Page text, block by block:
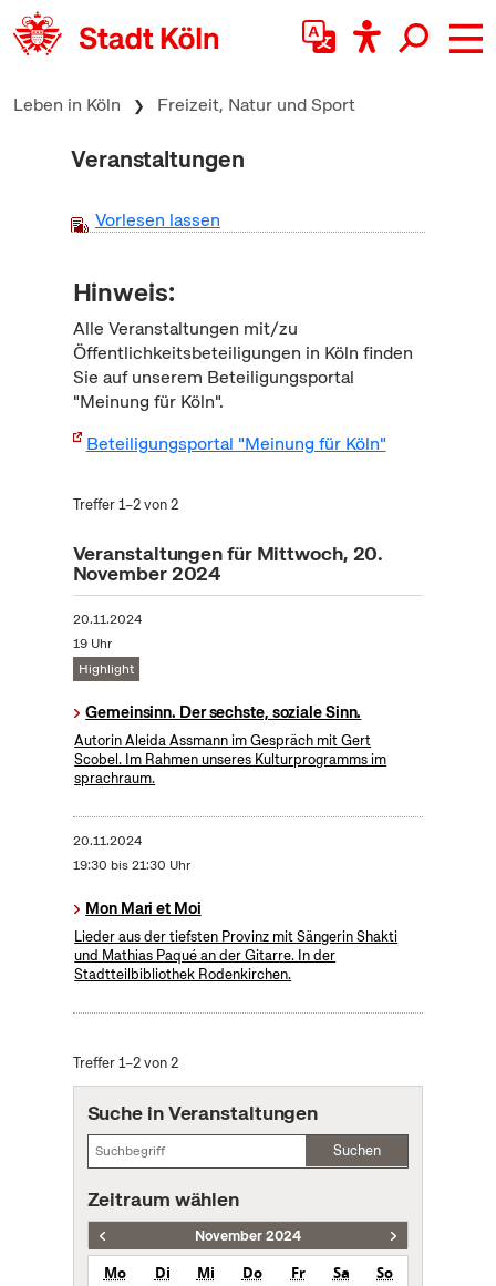
zum Inhalt springen
Leben in Köln Freizeit, Natur und Sport
Veranstaltungen
Vorlesen lassen
Hinweis:
Alle Veranstaltungen mit/zu
Öffentlichkeitsbeteiligungen in Köln finden
Sie auf unserem Beteiligungsportal
"Meinung für Köln".
Beteiligungsportal "Meinung für Köln"
Treffer 1–2 von 2
Veranstaltungen für Mittwoch, 20.
November 2024
20.11.2024
19 Uhr
Highlight
Gemeinsinn. Der sechste, soziale Sinn.
Autorin Aleida Assmann im Gespräch mit Gert
Scobel. Im Rahmen unseres Kulturprogramms im
sprachraum.
20.11.2024
19:30 bis 21:30 Uhr
Mon Mari et Moi
Lieder aus der tiefsten Provinz mit Sängerin Shakti
und Mathias Paqué an der Gitarre. In der
Stadtteilbibliothek Rodenkirchen.
Treffer 1–2 von 2
Suche in Veranstaltungen
Suchen
Zeitraum wählen
November 2024
Mo Di Mi Do Fr Sa
So